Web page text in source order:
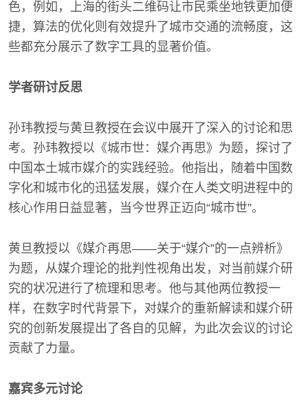
色，例如，上海的街头二维码让市民乘坐地铁更加便
捷，算法的优化则有效提升了城市交通的流畅度，这
些都充分展示了数字工具的显著价值。
学者研讨反思
孙玮教授与黄旦教授在会议中展开了深入的讨论和思
考。孙玮教授以《城市世：媒介再思》为题，探讨了
中国本土城市媒介的实践经验。他指出，随着中国数
字化和城市化的迅猛发展，媒介在人类文明进程中的
核心作用日益显著，当今世界正迈向“城市世”。
黄旦教授以《媒介再思——关于“媒介”的一点辨析》
为题，从媒介理论的批判性视角出发，对当前媒介研
究的状况进行了梳理和思考。他与其他两位教授一
样，在数字时代背景下，对媒介的重新解读和媒介研
究的创新发展提出了各自的见解，为此次会议的讨论
贡献了力量。
嘉宾多元讨论